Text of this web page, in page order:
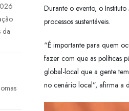
Durante o evento, o
processos sustentáveis.
“É importante para quem
fazer com que as políticas
global-local que a gente
no cenário local”, afirma a
da